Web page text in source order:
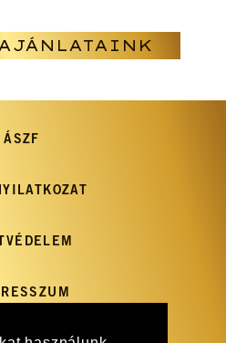
ÁSZF